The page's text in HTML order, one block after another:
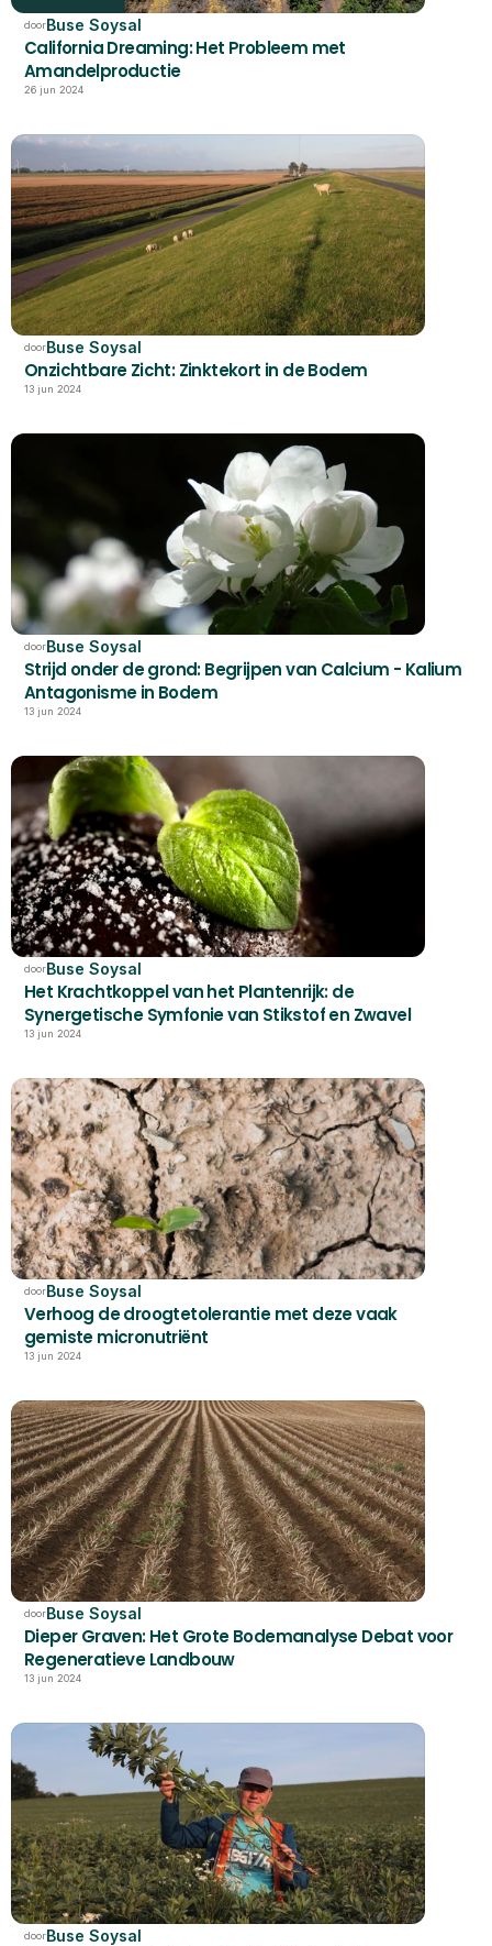
doorBuse Soysal
California Dreaming: Het Probleem met
Amandelproductie
26 jun 2024
doorBuse Soysal
Onzichtbare Zicht: Zinktekort in de Bodem
13 jun 2024
doorBuse Soysal
Strijd onder de grond: Begrijpen van Calcium - Kalium
Antagonisme in Bodem
13 jun 2024
doorBuse Soysal
Het Krachtkoppel van het Plantenrijk: de
Synergetische Symfonie van Stikstof en Zwavel
13 jun 2024
doorBuse Soysal
Verhoog de droogtetolerantie met deze vaak
gemiste micronutriënt
13 jun 2024
doorBuse Soysal
Dieper Graven: Het Grote Bodemanalyse Debat voor
Regeneratieve Landbouw
13 jun 2024
doorBuse Soysal